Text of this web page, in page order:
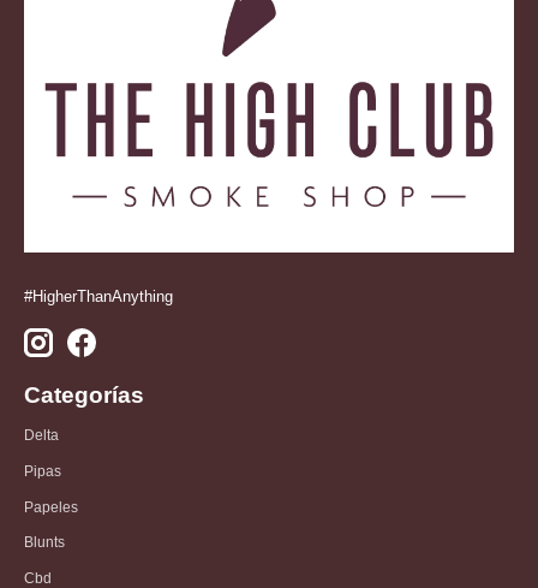
#HigherThanAnything
Categorías
Delta
Pipas
Papeles
Blunts
Cbd